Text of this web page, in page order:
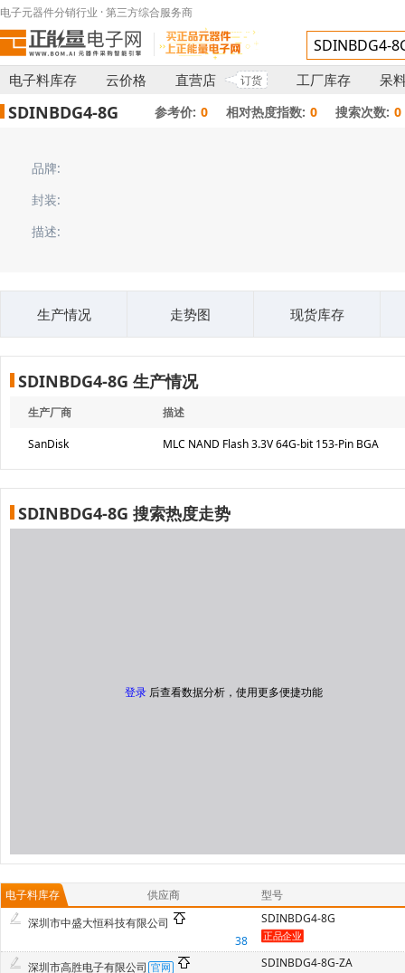
电子元器件分销行业 · 第三方综合服务商
电子料库存 云价格 直营店 订货 工厂库存 呆
SDINBDG4-8G 参考价: 0 相对热度指数: 0 搜索次数: 0
品牌:
封装:
描述:
生产情况 走势图 现货库存
SDINBDG4-8G 生产情况
生产厂商 描述
SanDisk MLC NAND Flash 3.3V 64G-bit 153-Pin BGA
SDINBDG4-8G 搜索热度走势
登录 后查看数据分析，使用更多便捷功能
电子料库存 供应商
型号
深圳市中盛大恒科技有限公司
38
SDINBDG4-8G
深圳市高胜电子有限公司
SDINBDG4-8G-ZA